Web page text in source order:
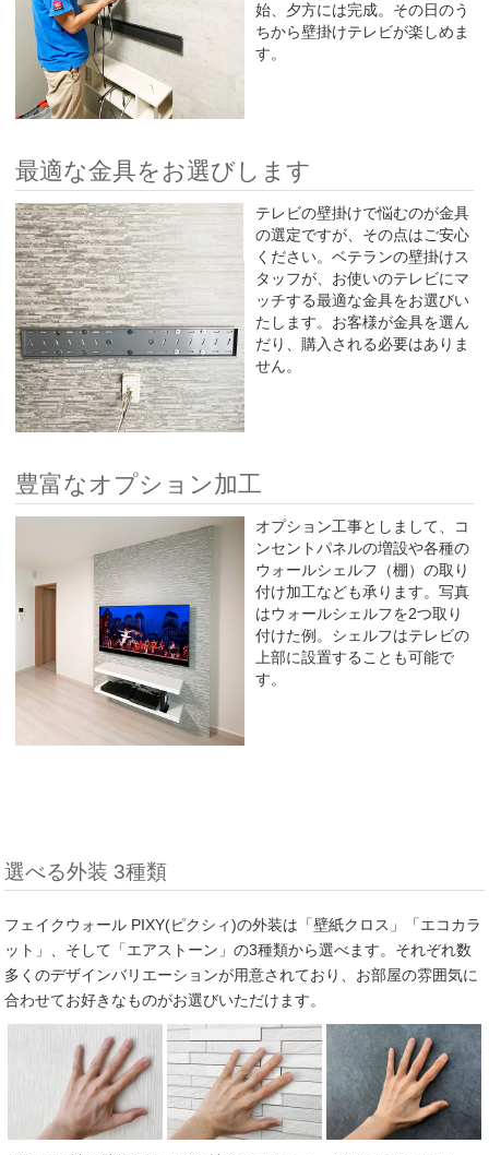
始、夕方には完成。その日のう
ちから壁掛けテレビが楽しめま
す。
最適な金具をお選びします
テレビの壁掛けで悩むのが金具
の選定ですが、その点はご安心
ください。ベテランの壁掛けス
タッフが、お使いのテレビにマ
ッチする最適な金具をお選びい
たします。お客様が金具を選ん
だり、購入される必要はありま
せん。
豊富なオプション加工
オプション工事としまして、コ
ンセントパネルの増設や各種の
ウォールシェルフ（棚）の取り
付け加工なども承ります。写真
はウォールシェルフを2つ取り
付けた例。シェルフはテレビの
上部に設置することも可能で
す。
選べる外装 3種類
フェイクウォール PIXY(ピクシィ)の外装は「壁紙クロス」「エコカラ
ット」、そして「エアストーン」の3種類から選べます。それぞれ数
多くのデザインバリエーションが用意されており、お部屋の雰囲気に
合わせてお好きなものがお選びいただけます。